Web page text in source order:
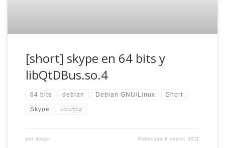
[short] skype en 64 bits y
libQtDBus.so.4
64 bits debian Debian GNU/Linux Short
Skype ubuntu
por diego Publicada8 enero, 2011